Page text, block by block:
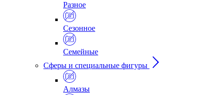
Разное
Сезонное
Семейные
Сферы и специальные фигуры
Алмазы